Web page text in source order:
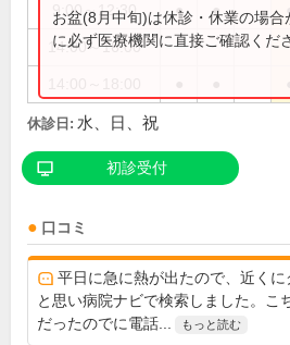
9:00～12:30 ● ● ●
14:00～16:00
お盆(8月中旬)は休診・休業の場
に必ず医療機関に直接ご確認くだ
休診日: 水、日、祝
初診受付
口コミ
平日に急に熱が出たので、近く
と思い病院ナビで検索しました。こ
だったのでに電話...
もっと読む